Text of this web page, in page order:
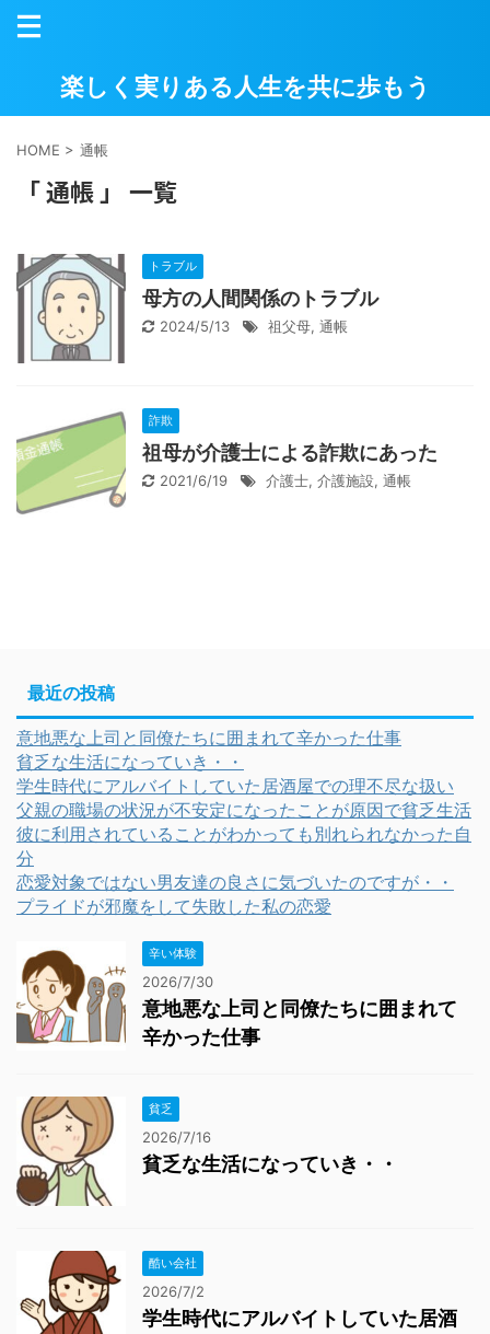
楽しく実りある人生を共に歩もう
HOME > 通帳
「 通帳 」 一覧
トラブル
母方の人間関係のトラブル
2024/5/13 祖父母, 通帳
詐欺
祖母が介護士による詐欺にあった
2021/6/19 介護士, 介護施設, 通帳
最近の投稿
意地悪な上司と同僚たちに囲まれて辛かった仕事
貧乏な生活になっていき・・
学生時代にアルバイトしていた居酒屋での理不尽な扱い
父親の職場の状況が不安定になったことが原因で貧乏生活
彼に利用されていることがわかっても別れられなかった自
分
恋愛対象ではない男友達の良さに気づいたのですが・・
プライドが邪魔をして失敗した私の恋愛
辛い体験
2026/7/30
意地悪な上司と同僚たちに囲まれて
辛かった仕事
貧乏
2026/7/16
貧乏な生活になっていき・・
酷い会社
2026/7/2
学生時代にアルバイトしていた居酒